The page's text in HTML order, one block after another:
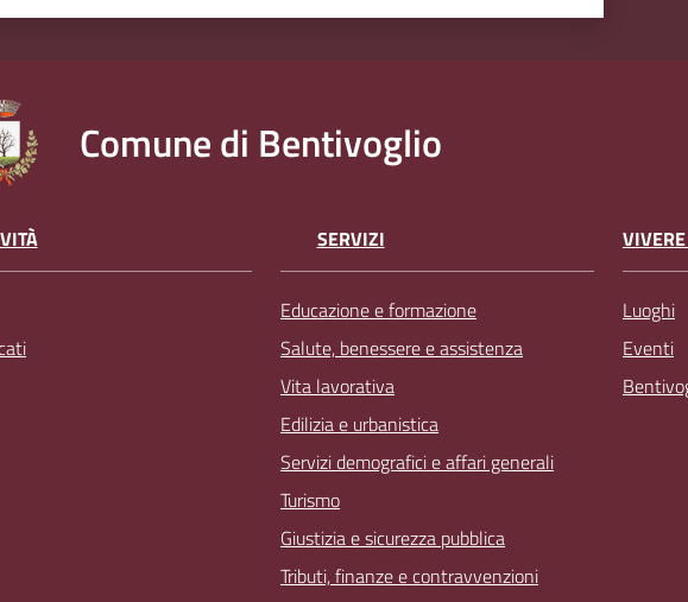
Comune di Bentivoglio
SERVIZI
Educazione e formazione
Salute, benessere e assistenza
Vita lavorativa
Edilizia e urbanistica
Servizi demografici e affari generali
Turismo
Giustizia e sicurezza pubblica
Tributi, finanze e contravvenzioni
Luoghi
Eventi